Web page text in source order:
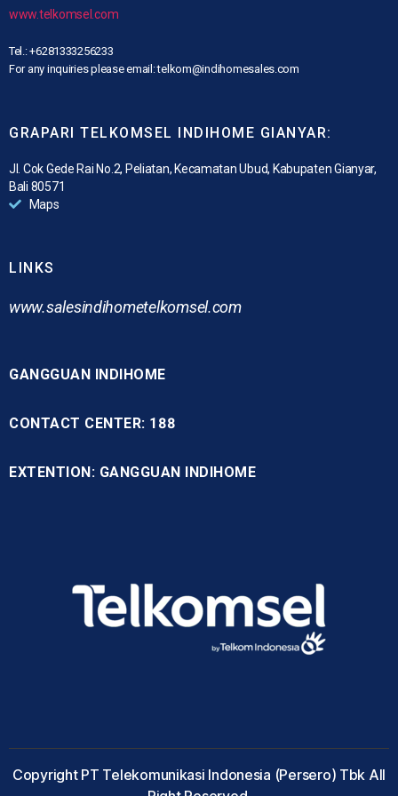
www.telkomsel.com
Tel.: +6281333256233
For any inquiries please email: telkom@indihomesales.com
GRAPARI TELKOMSEL INDIHOME GIANYAR:
Jl. Cok Gede Rai No.2, Peliatan, Kecamatan Ubud, Kabupaten Gianyar,
Bali 80571
Maps
LINKS
www.salesindihometelkomsel.com
GANGGUAN INDIHOME
CONTACT CENTER: 188
EXTENTION: GANGGUAN INDIHOME
Copyright PT Telekomunikasi Indonesia (Persero) Tbk All